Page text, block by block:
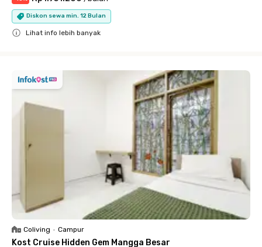
Diskon sewa min. 12 Bulan
Lihat info lebih banyak
Coliving • Campur
Kost Cruise Hidden Gem Mangga Besar